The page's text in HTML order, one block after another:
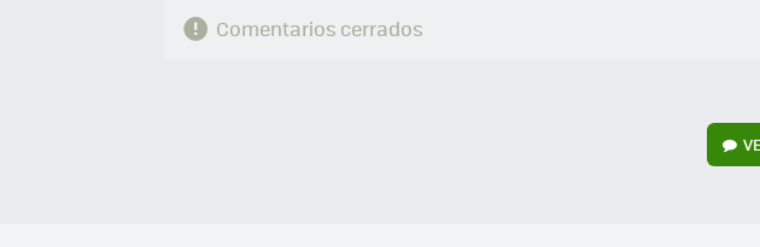
Comentarios cerrados